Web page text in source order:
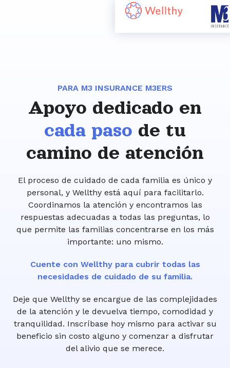
PARA M3 INSURANCE M3ERS
Apoyo dedicado en
cada paso de tu
camino de atención
El proceso de cuidado de cada familia es único y
personal, y Wellthy está aquí para facilitarlo.
Coordinamos la atención y encontramos las
respuestas adecuadas a todas las preguntas, lo
que permite las familias concentrarse en los más
importante: uno mismo.
Cuente con Wellthy para cubrir todas las
necesidades de cuidado de su familia.
Deje que Wellthy se encargue de las complejidades
de la atención y le devuelva tiempo, comodidad y
tranquilidad. Inscríbase hoy mismo para activar su
beneficio sin costo alguno y comenzar a disfrutar
del alivio que se merece.